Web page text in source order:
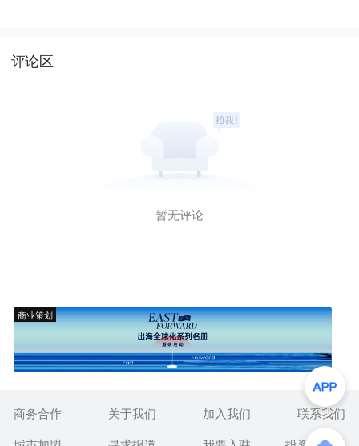
评论区
暂无评论
商业策划
商务合作 关于我们 加入我们
联系我们